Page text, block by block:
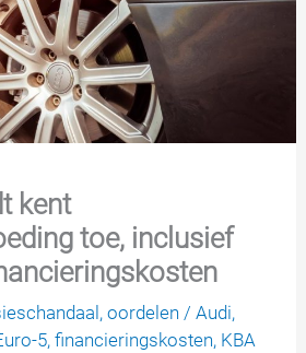
kent
toe, inclusief
,oordelen /Audi,
5,financieringskosten, KBA